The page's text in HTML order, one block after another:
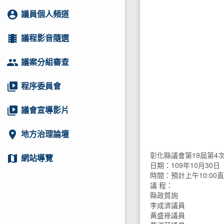
account_circle 議員個人頻道
local_movies 議程影音隨選
group 議案分組審查
video_library 程序委員會
video_library 議會宣導影片
location_on 地方治理論壇
map 網站導覽
彰化縣議會第19屆第4
日期：109年10月30日
時間：預計上午10:00
議 程：
縣政質詢
李成濟議員
黃盛祿議員